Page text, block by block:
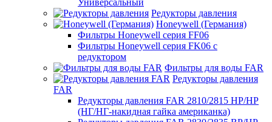
Универсальный
Редукторы давления
Honeywell (Германия)
Фильтры Honeywell серия FF06
Фильтры Honeywell серия FK06 с
редуктором
Фильтры для воды FAR
Редукторы давления
FAR
Редукторы давления FAR 2810/2815 НР/НР
(НГ/НГ-накидная гайка американка)